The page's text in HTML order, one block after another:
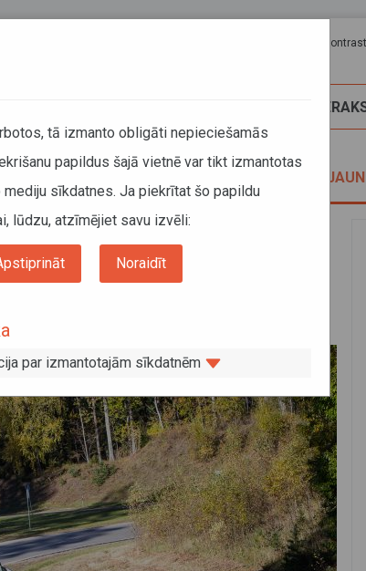
Lapas
maršrutu
500 reģionālo autobusu
tā izmanto obligāti nepieciešamās
papildus šajā vietnē var tikt izmantotas
sīkdatnes. Ja piekrītat šo papildu
lūdzu, atzīmējiet savu izvēli:
Noraidīt
par izmantotajām sīkdatnēm